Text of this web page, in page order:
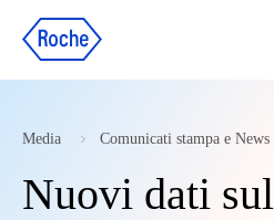
Media Comunicati stampa e News
Nuovi dati